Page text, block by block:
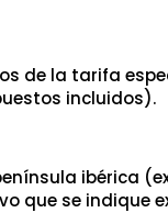
de la tarifa
incluidos).
ibérica
que se indique